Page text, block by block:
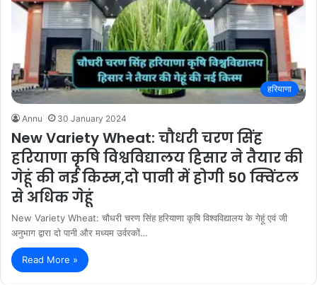
हरियाणा
Annu 30 January 2024
New Variety Wheat: चौधरी चरण सिंह
हरियाणा कृषि विश्वविद्यालय हिसार ने तैयार की
गेहूं की नई किस्म,दो पानी में होगी 50 क्विंटल
से अधिक गेहूं
New Variety Wheat: चौधरी चरण सिंह हरियाणा कृषि विश्वविद्यालय के गेहूं एवं जी
अनुभाग द्वारा दो पानी और मध्यम उर्वरकों…
Read More »